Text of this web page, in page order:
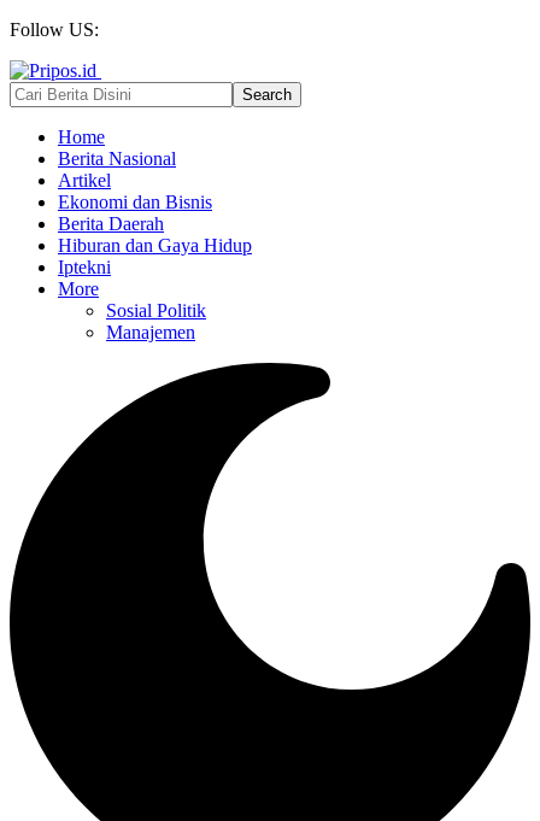
Follow US:
Home
Berita Nasional
Artikel
Ekonomi dan Bisnis
Berita Daerah
Hiburan dan Gaya Hidup
Iptekni
More
Sosial Politik
Manajemen